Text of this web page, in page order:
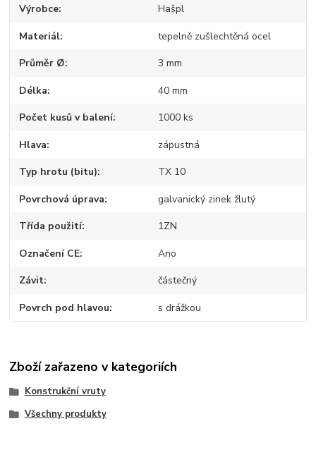
Výrobce Hašpl
Materiál tepelně zušlechtěná ocel
Průměr Ø 3 mm
Délka 40 mm
Počet kusů v balení 1000 ks
Hlava zápustná
Typ hrotu (bitu) TX 10
Povrchová úprava galvanický zinek žlutý
Třída použití 1ZN
Označení CE Ano
Závit částečný
Povrch pod hlavou s drážkou
Zboží zařazeno v kategoriích
Konstrukční vruty
Všechny produkty